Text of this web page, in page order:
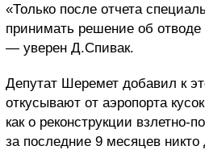
«Только после отчета
принимать решение об отводе
— уверен Д.Спивак.
Депутат Шеремет добавил к
откусывают от аэропорта
как о реконструкции взлетно-
за последние 9 месяцев никто